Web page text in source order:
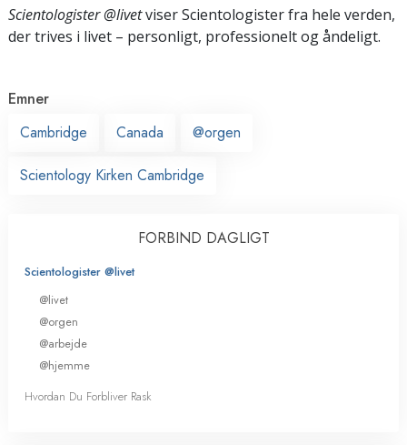
Scientologister @livetviser Scientologister fra hele verden,
der trives i livet – personligt, professionelt og åndeligt.
Emner
Cambridge
Canada @orgen
Scientology Kirken Cambridge
FORBIND DAGLIGT
Scientologister @livet
@livet
@orgen
@arbejde
@hjemme
Hvordan Du Forbliver Rask